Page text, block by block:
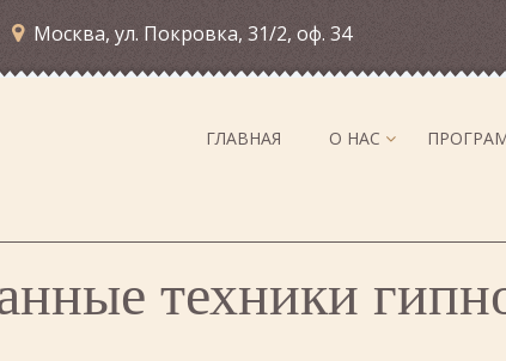
Москва, ул. Покровка, 31/2, оф. 34
ГЛАВНАЯ О НАС
техники